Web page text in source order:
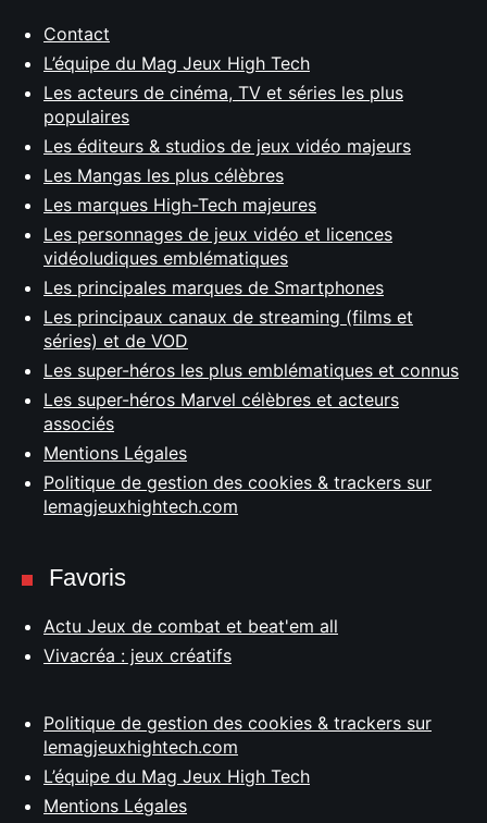
Contact
L’équipe du Mag Jeux High Tech
Les acteurs de cinéma, TV et séries les plus
populaires
Les éditeurs & studios de jeux vidéo majeurs
Les Mangas les plus célèbres
Les marques High-Tech majeures
Les personnages de jeux vidéo et licences
vidéoludiques emblématiques
Les principales marques de Smartphones
Les principaux canaux de streaming (films et
séries) et de VOD
Les super-héros les plus emblématiques et connus
Les super-héros Marvel célèbres et acteurs
associés
Mentions Légales
Politique de gestion des cookies & trackers sur
lemagjeuxhightech.com
Favoris
Actu Jeux de combat et beat'em all
Vivacréa : jeux créatifs
Politique de gestion des cookies & trackers sur
lemagjeuxhightech.com
L’équipe du Mag Jeux High Tech
Mentions Légales